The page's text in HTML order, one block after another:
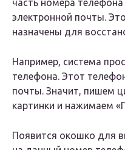
часть номера
электронной почты.
назначены для
Например, система
телефона. Этот
почты. Значит, пишем
картинки и нажимаем
Появится окошко для